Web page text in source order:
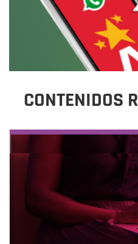
CONTENIDOS